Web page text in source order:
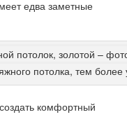
едва заметные
потолка, тем
комфортный